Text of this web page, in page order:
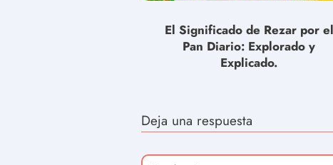
El Significado de Rezar por el
Pan Diario: Explorado y
Explicado.
Deja una respuesta